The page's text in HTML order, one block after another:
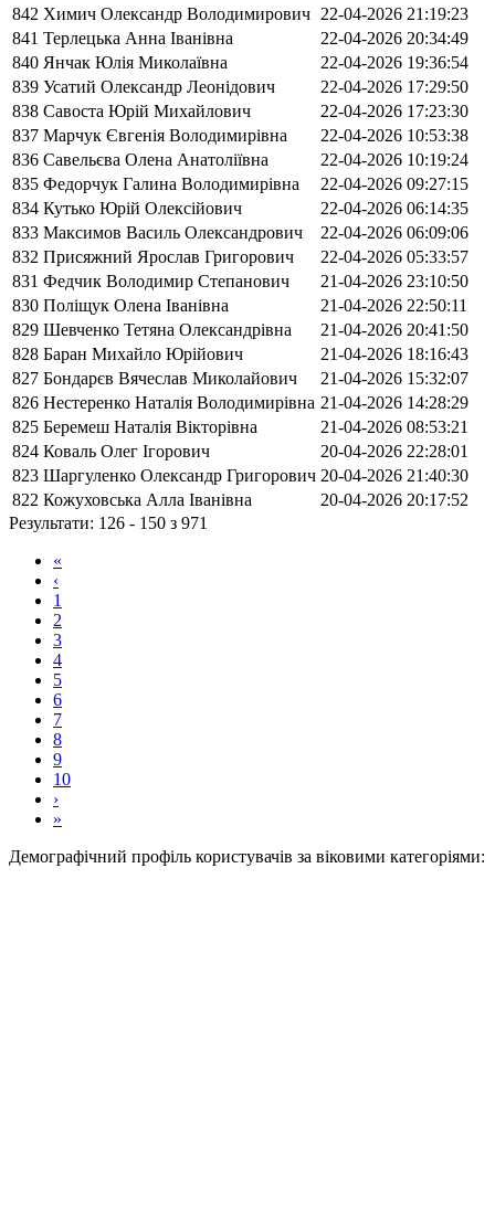
842 Химич Олександр Володимирович 22-04-2026 21:19:23
841 Терлецька Анна Іванівна
22-04-2026 20:34:49
840 Янчак Юлія Миколаївна
22-04-2026 19:36:54
839 Усатий Олександр Леонідович
22-04-2026 17:29:50
838 Савоста Юрій Михайлович
22-04-2026 17:23:30
837 Марчук Євгенія Володимирівна
22-04-2026 10:53:38
836 Савельєва Олена Анатоліївна
22-04-2026 10:19:24
835 Федорчук Галина Володимирівна
22-04-2026 09:27:15
834 Кутько Юрій Олексійович
22-04-2026 06:14:35
833 Максимов Василь Олександрович
22-04-2026 06:09:06
832 Присяжний Ярослав Григорович
22-04-2026 05:33:57
831 Федчик Володимир Степанович
21-04-2026 23:10:50
830 Поліщук Олена Іванівна
21-04-2026 22:50:11
829 Шевченко Тетяна Олександрівна
21-04-2026 20:41:50
828 Баран Михайло Юрійович
21-04-2026 18:16:43
827 Бондарєв Вячеслав Миколайович
21-04-2026 15:32:07
826 Нестеренко Наталія Володимирівна 21-04-2026 14:28:29
825 Беремеш Наталія Вікторівна
21-04-2026 08:53:21
824 Коваль Олег Ігорович
20-04-2026 22:28:01
823 Шаргуленко Олександр Григорович 20-04-2026 21:40:30
822 Кожуховська Алла Іванівна
20-04-2026 20:17:52
Результати: 126 - 150 з 971
«
‹
1
2
3
4
5
6
7
8
9
10
›
»
Демографічний профіль користувачів за віковими категоріями: